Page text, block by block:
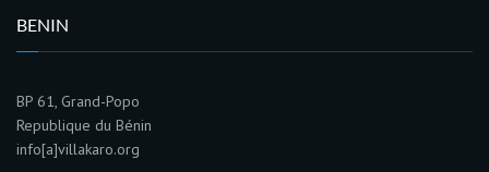
BENIN
BP 61, Grand-Popo
Republique du Bénin
info[a]villakaro.org